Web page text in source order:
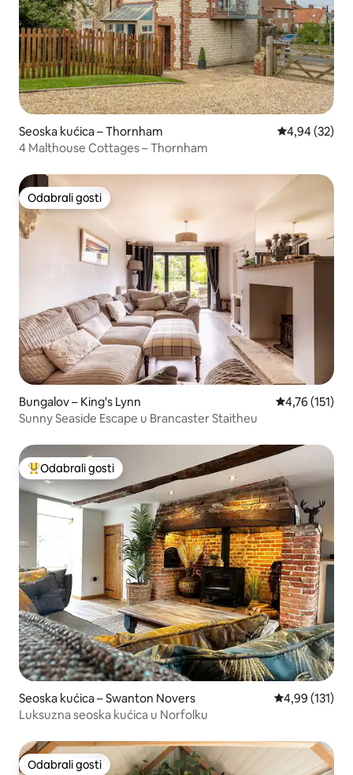
Seoska kućica – Thornham Prosječna
4,94 (32)
4 Malthouse Cottages – Thornham
Odabrali gosti
Odabrali gosti
Bungalov – King's Lynn Prosječna
4,76 (151)
Sunny Seaside Escape u Brancaster Staitheu
Među najviše rangiranima s oznakom „Odabrali gosti”
Odabrali gosti
Seoska kućica – Swanton Novers Prosječna
4,99 (131)
Luksuzna seoska kućica u Norfolku
Odabrali gosti
Odabrali gosti